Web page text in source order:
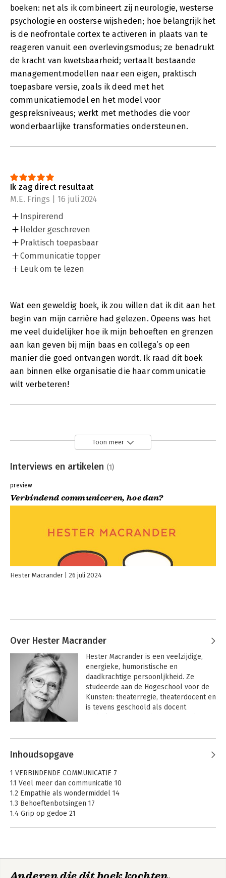
boeken: net als ik combineert zij neurologie, westerse
psychologie en oosterse wijsheden; hoe belangrijk het
is de neofrontale cortex te activeren in plaats van te
reageren vanuit een overlevingsmodus; ze benadrukt
de kracht van kwetsbaarheid; vertaalt bestaande
managementmodellen naar een eigen, praktisch
toepasbare versie, zoals ik deed met het
communicatiemodel en het model voor
gespreksniveaus; werkt met methodes die voor
wonderbaarlijke transformaties ondersteunen.
Ik zag direct resultaat
M.E. Frings | 16 juli 2024
Inspirerend
Helder geschreven
Praktisch toepasbaar
Communicatie topper
Leuk om te lezen
Wat een geweldig boek, ik zou willen dat ik dit aan het
begin van mijn carrière had gelezen. Opeens was het
me veel duidelijker hoe ik mijn behoeften en grenzen
aan kan geven bij mijn baas en collega’s op een
manier die goed ontvangen wordt. Ik raad dit boek
aan binnen elke organisatie die haar communicatie
wilt verbeteren!
Toon meer
Interviews en artikelen (1)
preview
Verbindend communiceren, hoe dan?
Hester Macrander 26 juli 2024
Over Hester Macrander
Hester Macrander is een veelzijdige,
energieke, humoristische en
daadkrachtige persoonljkheid. Ze
studeerde aan de Hogeschool voor de
Kunsten: theaterregie, theaterdocent en
is tevens geschoold als docent
om internationaal gecertificeerd trainer
Geweldloze, of Verbindende
Communicatie. Dat is ze sinds 2016.
(2024) en het boek ‘Mediation met
Geweldloze Communicatie’ van de
Andere boeken door Hester
Macrander
Inhoudsopgave
1 VERBINDENDE COMMUNICATIE 7
1.1 Veel meer dan communicatie 10
1.2 Empathie als wondermiddel 14
1.3 Behoeftenbotsingen 17
1.4 Grip op gedoe 21
2.3 Het nut van gevoelens 45